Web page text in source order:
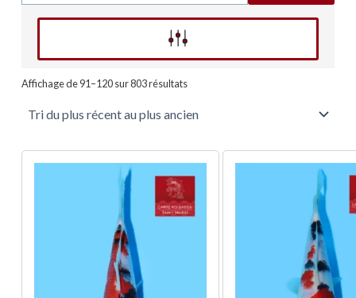
Affinez votre recherche
Affichage de 91–120 sur 803 résultatsdu
au
plus